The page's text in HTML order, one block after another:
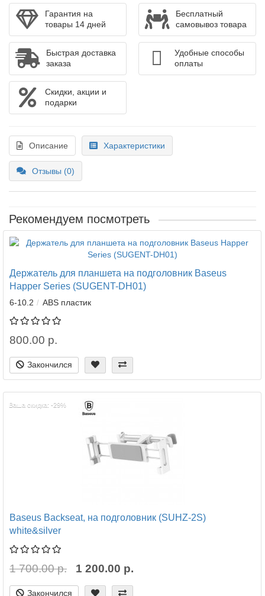
Гарантия на
товары 14 дней
Бесплатный
самовывоз товара
Быстрая доставка
заказа
Удобные способы
оплаты
Скидки, акции и
подарки
Описание Характеристики
Отзывы (0)
Рекомендуем посмотреть
Держатель для планшета на подголовник Baseus
Happer Series (SUGENT-DH01)
6-10.2 ABS пластик
800.00 р.
Закончился
Ваша скидка: -29%
Baseus Backseat, на подголовник (SUHZ-2S)
white&silver
1 700.00 р. 1 200.00 р.
Закончился